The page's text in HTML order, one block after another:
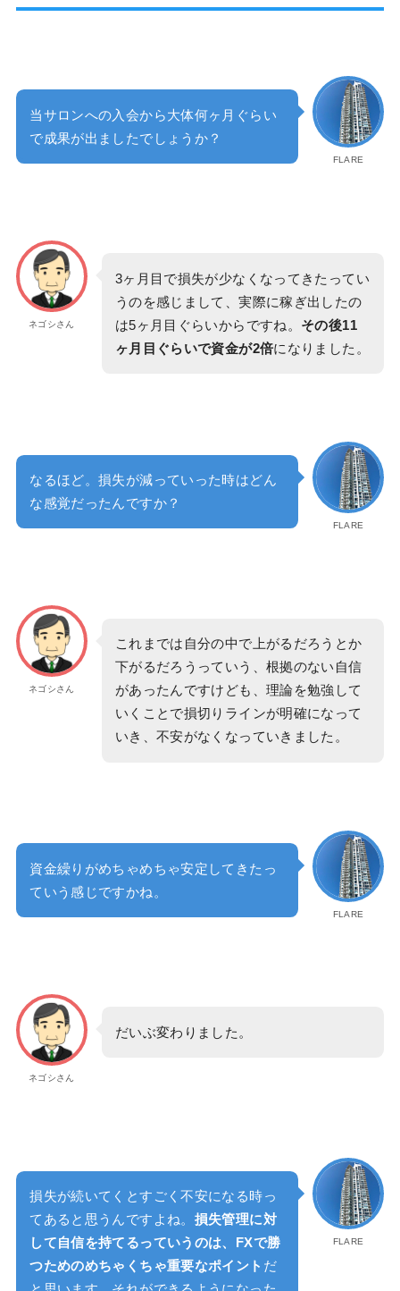
FLARE
当サロンへの入会から大体何ヶ月ぐらい
で成果が出ましたでしょうか？
ネゴシさん
3ヶ月目で損失が少なくなってきたってい
うのを感じまして、実際に稼ぎ出したの
は5ヶ月目ぐらいからですね。 その後11
ヶ月目ぐらいで資金が2倍になりました。
FLARE
なるほど。損失が減っていった時はどん
な感覚だったんですか？
ネゴシさん
これまでは自分の中で上がるだろうとか
下がるだろうっていう、根拠のない自信
があったんですけども、理論を勉強して
いくことで損切りラインが明確になって
いき、不安がなくなっていきました。
FLARE
資金繰りがめちゃめちゃ安定してきたっ
ていう感じですかね。
ネゴシさん
だいぶ変わりました。
FLARE
損失が続いてくとすごく不安になる時っ
てあると思うんですよね。 損失管理に対
して自信を持てるっていうのは、FXで勝
つためのめちゃくちゃ重要なポイント だ